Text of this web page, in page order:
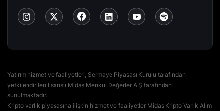
Yatırım hizmet ve faaliyetleri, Sermaye Piyasası Kurulu tarafından
yetkilendirilen lisanslı Midas Menkul Değerler A.Ş tarafından
sunulmaktadır.
Kripto varlık piyasasına ilişkin hizmet ve faaliyetler Midas Kripto Varlık Alım